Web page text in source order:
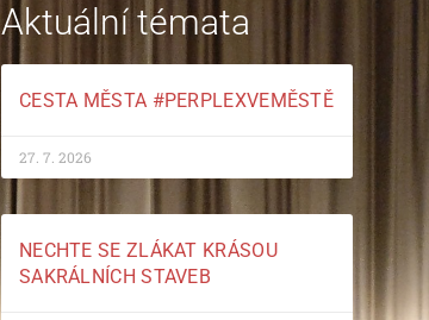
Aktuální témata
CESTA MĚSTA #PERPLEXVEMĚSTĚ
27. 7. 2026
NECHTE SE ZLÁKAT KRÁSOU
SAKRÁLNÍCH STAVEB